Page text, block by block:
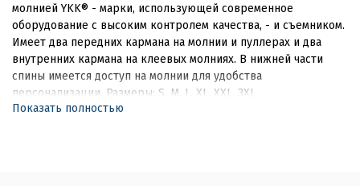
молнией YKK® - марки, использующей современное
оборудование с высоким контролем качества, - и съемником.
Имеет два передних кармана на молнии и пуллерах и два
внутренних кармана на клеевых молниях. В нижней части
спины имеется доступ на молнии для удобства
персонализации. Размеры: S, M, L, XL, XXL, 3XL
Показать полностью